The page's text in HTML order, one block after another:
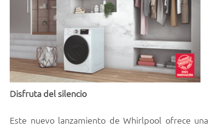
Disfruta del silencio
Este nuevo lanzamiento de Whirlpool ofrece una